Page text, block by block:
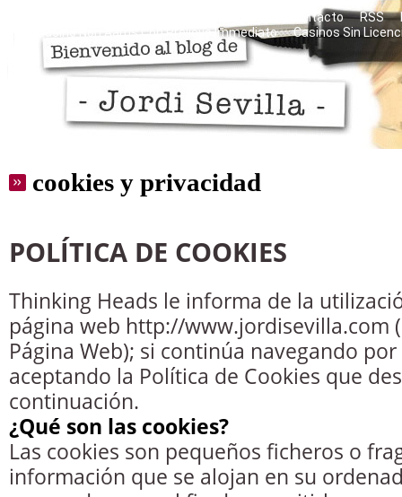
Contacto RSS
Casino Non Aams Con Prelievo Immediato
Casinos Sin
cookies y privacidad
POLÍTICA DE COOKIES
Thinking Heads le informa de la
página web http://www.jordisevilla.com
Página Web); si continúa navegando
aceptando la Política de Cookies que
continuación.
¿Qué son las cookies?
Las cookies son pequeños ficheros o
información que se alojan en su